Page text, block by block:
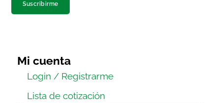
Suscribirme
Mi cuenta
Login / Registrarme
Lista de cotización